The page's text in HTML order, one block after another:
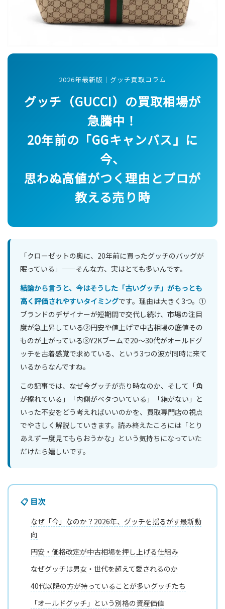
2026年最新版｜グッチ買取コラム
グッチ（GUCCI）の買取相場が
急騰中！
20年前の「GGキャンバス」に
今、
思わぬ高値がつく理由とプロが
教える売り時
「クローゼットの奥に、20年前に買ったグッチのバッグが
眠っている」——そんな方、実はとても多いんです。
結論から言うと、今はそうした「古いグッチ」がもっとも
高く評価されやすいタイミングです。理由は大きく3つ。①
ブランドのデザイナーが短期間で交代し続け、市場の注目
度が急上昇している②円安や値上げで中古相場の底値その
ものが上がっている③Y2Kブームで20〜30代がオールドグ
ッチを古着感覚で求めている、という3つの波が同時に来て
いるからなんですね。
この記事では、なぜ今グッチが売り時なのか、そして「角
が擦れている」「内側がベタついている」「箱がない」と
いった不安をどう考えればいいのかを、買取専門店の視点
でやさしく解説していきます。読み終えたころには「とり
あえず一度見てもらおうかな」という気持ちになっていた
だけたら嬉しいです。
📋 目次
なぜ「今」なのか？2026年、グッチを揺るがす最新動
向
円安・価格改定が中古相場を押し上げる仕組み
なぜグッチは男女・世代を超えて愛されるのか
40代以降の方が持っていることが多いグッチたち
「オールドグッチ」という別格の資産価値